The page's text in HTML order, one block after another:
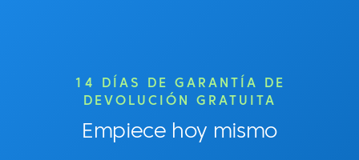
14 DÍAS DE GARANTÍA DE
DEVOLUCIÓN GRATUITA
Empiece hoy mismo